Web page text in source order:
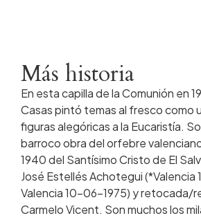
Más historia
En esta capilla de la Comunión en
Casas pintó temas al fresco como
figuras alegóricas a la Eucaristía.
barroco obra del orfebre
1940 del Santísimo Cristo de El
José Estellés Achotegui (*Valencia
Valencia 10-06-1975) y retocada/
Carmelo Vicent. Son muchos los